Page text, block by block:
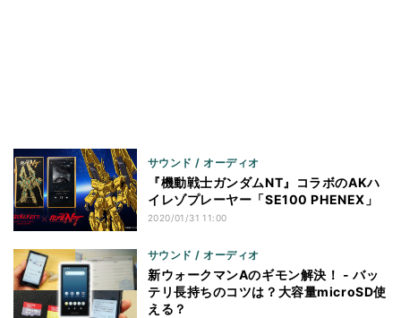
サウンド / オーディオ
『機動戦士ガンダムNT』コラボのAKハ
イレゾプレーヤー「SE100 PHENEX」
2020/01/31 11:00
サウンド / オーディオ
新ウォークマンAのギモン解決！ - バッ
テリ長持ちのコツは？大容量microSD使
える？